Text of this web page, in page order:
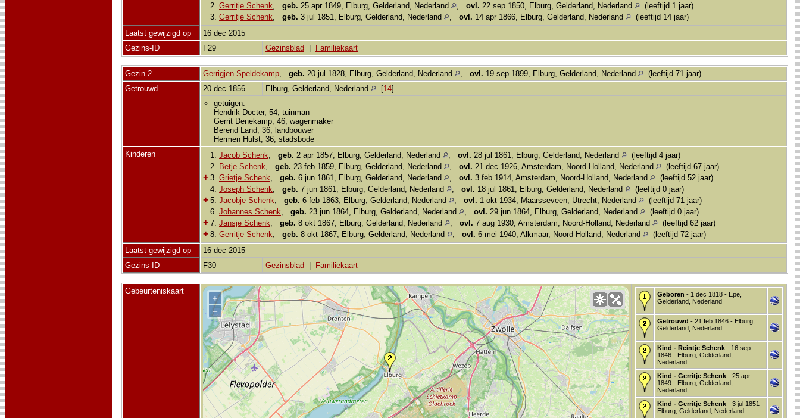
2. Gerritje Schenk geb. 25 apr 1849, Elburg, Gelderland, Nederland ovl. 22 sep 1850, Elburg, Gelderland, Nederland
(leeftijd 1 jaar)
3. Gerritje Schenk geb. 3 jul 1851, Elburg, Gelderland, Nederland ovl. 14 apr 1866, Elburg, Gelderland, Nederland
(leeftijd 14 jaar)
Laatst gewijzigd op
16 dec 2015
Gezins-ID
F29 Gezinsblad | Familiekaart
Gezin 2 Gerrigjen Speldekamp geb. 20 jul 1828, Elburg, Gelderland, Nederland ovl. 19 sep 1899, Elburg, Gelderland, Nederland
(leeftijd 71 jaar)
Getrouwd
20 dec 1856 Elburg, Gelderland, Nederland [14]
getuigen:
Hendrik Docter, 54, tuinman
Gerrit Denekamp, 46, wagenmaker
Berend Land, 36, landbouwer
Hermen Hulst, 36, stadsbode
Kinderen
1. Jacob Schenk geb. 2 apr 1857, Elburg, Gelderland, Nederland ovl. 28 jul 1861, Elburg, Gelderland, Nederland
(leeftijd 4 jaar)
2. Betje Schenk geb. 23 feb 1859, Elburg, Gelderland, Nederland ovl. 21 dec 1926, Amsterdam, Noord-Holland, Nederland (leeftijd 67 jaar)
+ 3. Grietje Schenk geb. 6 jun 1861, Elburg, Gelderland, Nederland ovl. 3 feb 1914, Amsterdam, Noord-Holland, Nederland
(leeftijd 52 jaar)
4. Joseph Schenk geb. 7 jun 1861, Elburg, Gelderland, Nederland ovl. 18 jul 1861, Elburg, Gelderland, Nederland (leeftijd 0 jaar)
+ 5. Jacobje Schenk geb. 6 feb 1863, Elburg, Gelderland, Nederland ovl. 1 okt 1934, Maarsseveen, Utrecht, Nederland
(leeftijd 71 jaar)
6. Johannes Schenk geb. 23 jun 1864, Elburg, Gelderland, Nederland ovl. 29 jun 1864, Elburg, Gelderland, Nederland (leeftijd 0 jaar)
+ 7. Jansje Schenk geb. 8 okt 1867, Elburg, Gelderland, Nederland ovl. 7 aug 1930, Amsterdam, Noord-Holland, Nederland (leeftijd 62 jaar)
+ 8. Gerritje Schenk geb. 8 okt 1867, Elburg, Gelderland, Nederland ovl. 6 mei 1940, Alkmaar, Noord-Holland, Nederland
(leeftijd 72 jaar)
Laatst gewijzigd op
16 dec 2015
Gezins-ID
F30 Gezinsblad | Familiekaart
Gebeurteniskaart
+
−
Geboren - 1 dec 1818 - Epe,
Gelderland, Nederland
Getrouwd - 21 feb 1846 - Elburg,
Gelderland, Nederland
Kind - Reintje Schenk - 16 sep
1846 - Elburg, Gelderland,
Nederland
Kind - Gerritje Schenk - 25 apr
1849 - Elburg, Gelderland,
Nederland
Kind - Gerritje Schenk - 3 jul 1851 -
Elburg, Gelderland, Nederland